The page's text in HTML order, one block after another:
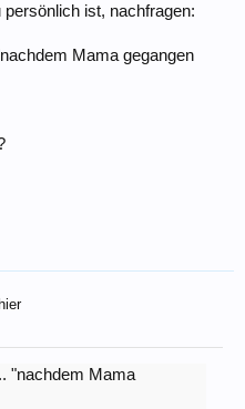
ist, nachfragen:
Mama gegangen
"nachdem Mama